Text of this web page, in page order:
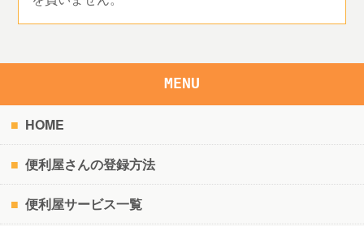
MENU
HOME
便利屋さんの登録方法
便利屋サービス一覧